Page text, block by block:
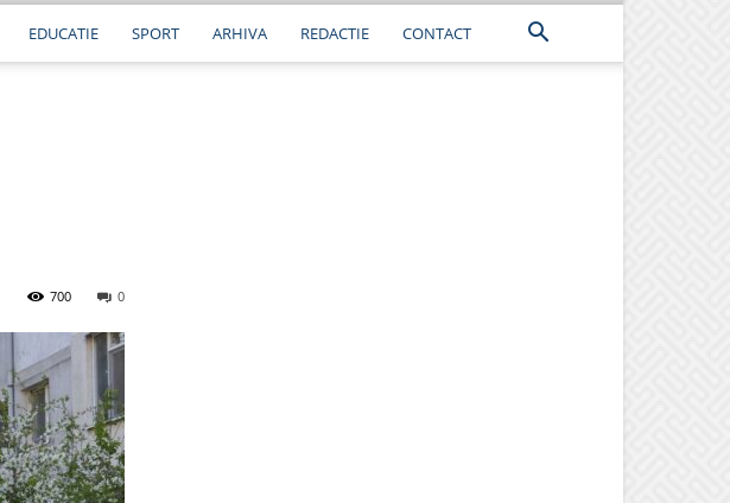
EDUCATIE SPORT ARHIVA REDACTIE CONTACT
0
700